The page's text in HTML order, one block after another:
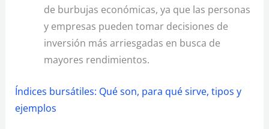
de burbujas económicas, ya que las personas
y empresas pueden tomar decisiones de
inversión más arriesgadas en busca de
mayores rendimientos.
Índices bursátiles: Qué son, para qué sirve, tipos y
ejemplos